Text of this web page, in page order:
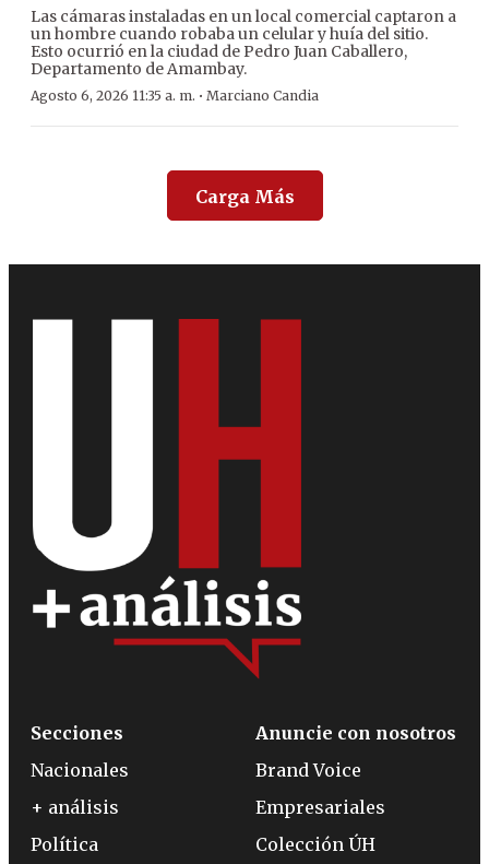
Las cámaras instaladas en un local comercial captaron a
un hombre cuando robaba un celular y huía del sitio.
Esto ocurrió en la ciudad de Pedro Juan Caballero,
Departamento de Amambay.
Agosto 6, 2026 11:35 a. m. · Marciano Candia
Carga Más
Secciones
Nacionales
+ análisis
Política
Anuncie con nosotros
Brand Voice
Empresariales
Colección ÚH